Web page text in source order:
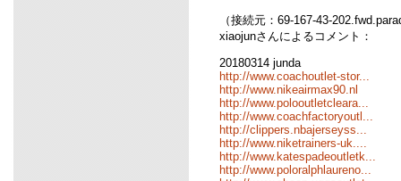
（接続元：69-167-43-
xiaojunさんによるコメント：
20180314 junda
http://www.coachoutlet-stor...
http://www.nikeairmax90.nl
http://www.polooutletcleara...
http://www.coachfactoryoutl...
http://clippers.nbajerseyss...
http://www.niketrainers-uk....
http://www.katespadeoutletk...
http://www.poloralphlaureno...